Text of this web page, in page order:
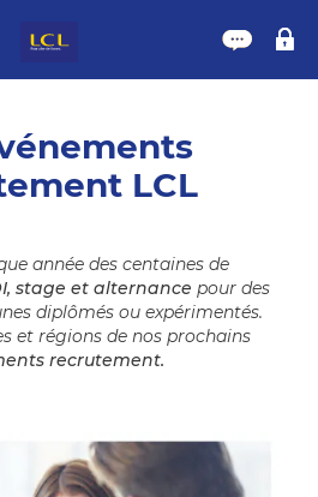
LCL
année des centaines de
stage et alternance pour des
diplômés ou expérimentés.
Découvrez les dates et régions de nos prochains
recrutement.